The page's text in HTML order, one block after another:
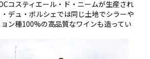
コスティエール・ド・ニームが生産され
デュ・ボルシェでは同じ土地でシラーや
ン種100%の高品質なワインも造ってい